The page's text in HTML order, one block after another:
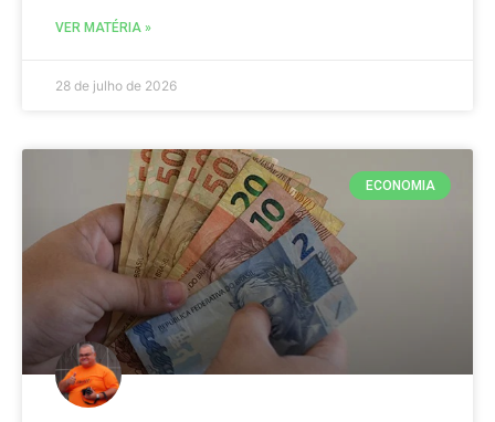
VER MATÉRIA »
28 de julho de 2026
ECONOMIA